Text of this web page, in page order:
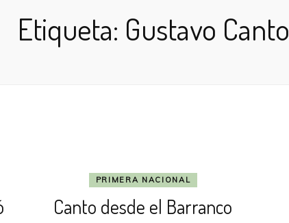
Etiqueta: Gustavo Canto
PRIMERA NACIONAL
Canto desde el Barranco